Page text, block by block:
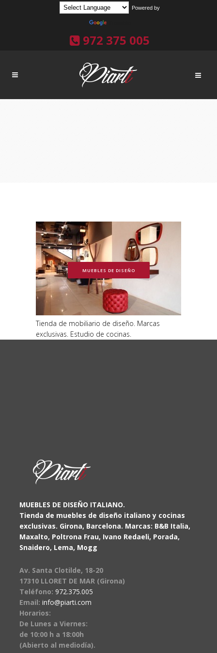
Powered by
972 375 005
MUEBLES DE DISEÑO
Tienda de mobiliario de diseño. Marcas
exclusivas. Estudio de cocinas.
MUEBLES DE DISEÑO ITALIANO.
Tienda de muebles de diseño italiano y cocinas
exclusivas. Girona, Barcelona. Marcas: B&B Italia,
Maxalto, Poltrona Frau, Ivano Redaeli, Porada,
Snaidero, Lema, Mogg
Av. Santa Clotilde, 18-20
17310 LLORET DE MAR (Girona)
Teléfono: 972.375.005
Email: info@piarti.com
Horarios:
De Lunes a Viernes:
de 10:00 h a 18:00h
(Abierto al mediodía).